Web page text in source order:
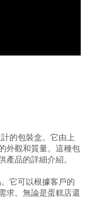
的包裝盒。它由上
外觀和質量。這種包
產品的詳細介紹。
它可以根據客戶的
求。無論是蛋糕店還